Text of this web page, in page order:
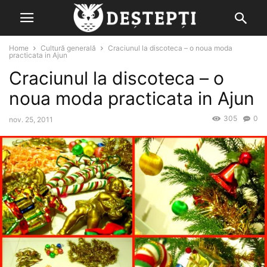
Home Cultură generală
Craciunul la discoteca – o noua moda
practicata in Ajun
Craciunul la discoteca – o
noua moda practicata in Ajun
nov. 25, 2011 0
305